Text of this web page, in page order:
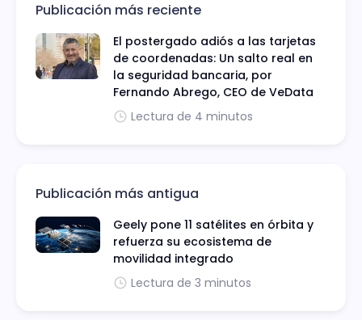
Publicación más reciente
El postergado adiós a las tarjetas
de coordenadas: Un salto real en
la seguridad bancaria, por
Fernando Abrego, CEO de VeData
Lectura de 4 minutos
Publicación más antigua
Geely pone 11 satélites en órbita y
refuerza su ecosistema de
movilidad integrado
Lectura de 3 minutos